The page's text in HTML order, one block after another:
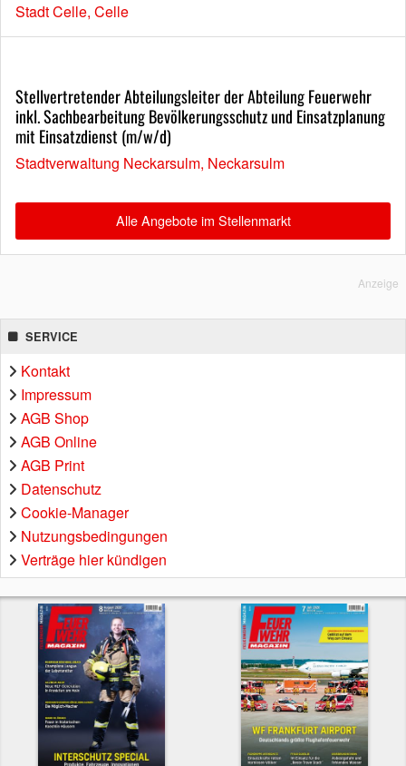
Stadt Celle, Celle
Stellvertretender Abteilungsleiter der Abteilung Feuerwehr
inkl. Sachbearbeitung Bevölkerungsschutz und Einsatzplanung
mit Einsatzdienst (m/w/d)
Stadtverwaltung Neckarsulm, Neckarsulm
Alle Angebote im Stellenmarkt
Anzeige
SERVICE
Kontakt
Impressum
AGB Shop
AGB Online
AGB Print
Datenschutz
Cookie-Manager
Nutzungsbedingungen
Verträge hier kündigen